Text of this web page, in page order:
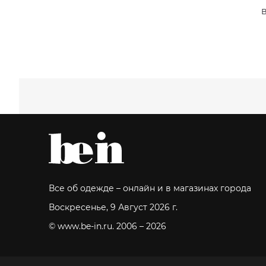
Все об одежде – онлайн и в магазинах города
Воскресенье, 9 Август 2026 г.
© www.be-in.ru. 2006 – 2026